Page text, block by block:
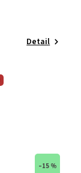
0
Detail
–15 %